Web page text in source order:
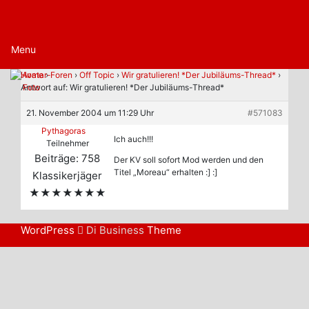
Menu
Home › Foren › Off Topic › Wir gratulieren! *Der Jubiläums-Thread* ›
Antwort auf: Wir gratulieren! *Der Jubiläums-Thread*
21. November 2004 um 11:29 Uhr
#571083
Pythagoras
Teilnehmer
Beiträge: 758
Klassikerjäger
★★★★★★★
Ich auch!!!
Der KV soll sofort Mod werden und den
Titel „Moreau“ erhalten :] :]
WordPress Di Business Theme